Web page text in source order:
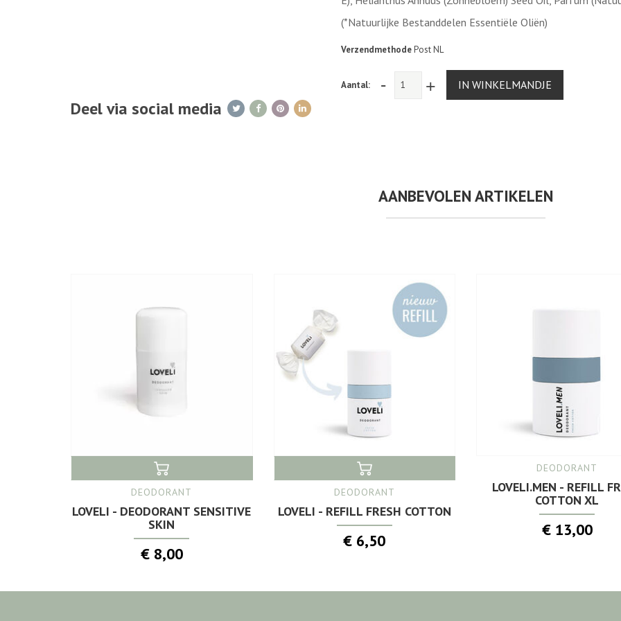
(*Natuurlijke Bestanddelen Essentiële Oliën)
VerzendmethodePost NL
Aantal: - + IN WINKELMANDJE
Deel via social media
AANBEVOLEN ARTIKELEN
DEODORANT
LOVELI - DEODORANT SENSITIVE
SKIN
€ 8,00
DEODORANT
LOVELI - REFILL FRESH COTTON
€ 6,50
DEODORANT
LOVELI.MEN - REFILL
COTTON XL
€ 13,00